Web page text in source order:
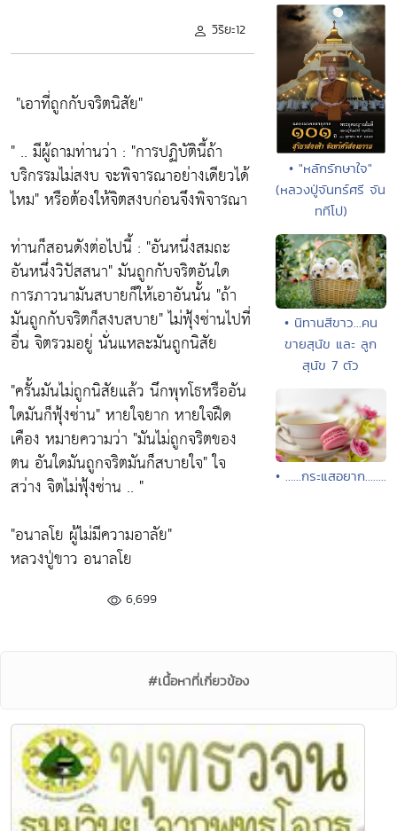
วิริยะ12
"เอาที่ถูกกับจริตนิสัย"
" .. มีผู้ถามท่านว่า : "การปฏิบัตินี้ถ้า
บริกรรมไม่สงบ จะพิจารณาอย่างเดียวได้
ไหม"หรือต้องให้จิตสงบก่อนจึงพิจารณา
ท่านก็สอนดังต่อไปนี้ : "อันหนึ่งสมถะ
อันหนึ่งวิปัสสนา"มันถูกกับจริตอันใด
การภาวนามันสบายก็ให้เอาอันนั้น "ถ้า
มันถูกกับจริตก็สงบสบาย"ไม่ฟุ้งซ่านไปที่
อื่น จิตรวมอยู่ นั่นแหละมันถูกนิสัย
"ครั้นมันไม่ถูกนิสัยแล้ว นึกพุทโธหรืออัน
ใดมันก็ฟุ้งซ่าน"หายใจยาก หายใจฝืด
เคือง หมายความว่า "มันไม่ถูกจริตของ
ตน อันใดมันถูกจริตมันก็สบายใจ"ใจ
สว่าง จิตไม่ฟุ้งซ่าน .. "
"อนาลโย ผู้ไม่มีความอาลัย"
หลวงปู่ขาว อนาลโย
6,699
• "หลักรักษาใจ"
(หลวงปู่จันทร์ศรี จัน
ททีโป)
• นิทานสีขาว...คน
ขายสุนัข และ ลูก
สุนัข 7 ตัว
• ......กระแสอยาก........
#เนื้อหาที่เกี่ยวข้อง